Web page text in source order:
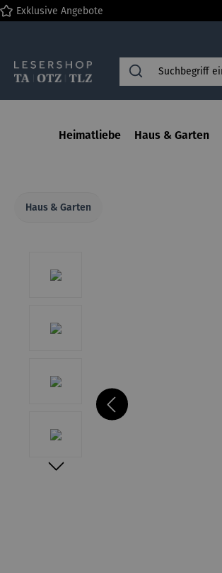
Zur Hauptnavigation springen
Exklusive Angebote
Heimatliebe Haus & Garten
Haus & Garten